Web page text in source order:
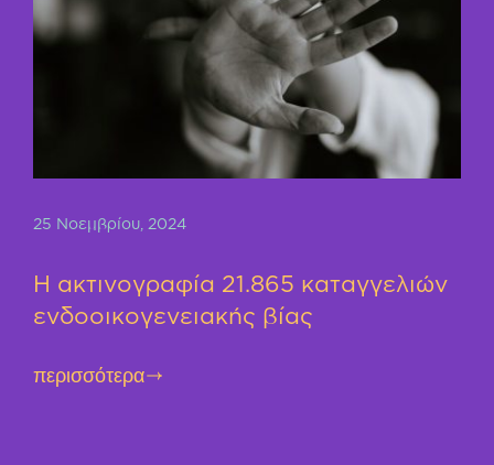
25 Νοεμβρίου, 2024
Η ακτινογραφία 21.865 καταγγελιών
ενδοοικογενειακής βίας
περισσότερα